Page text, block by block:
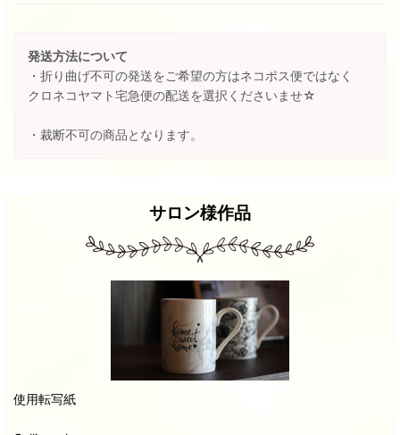
発送方法について
・折り曲げ不可の発送をご希望の方はネコポス便ではなく
クロネコヤマト宅急便の配送を選択くださいませ☆
・裁断不可の商品となります。
サロン様作品
使用転写紙